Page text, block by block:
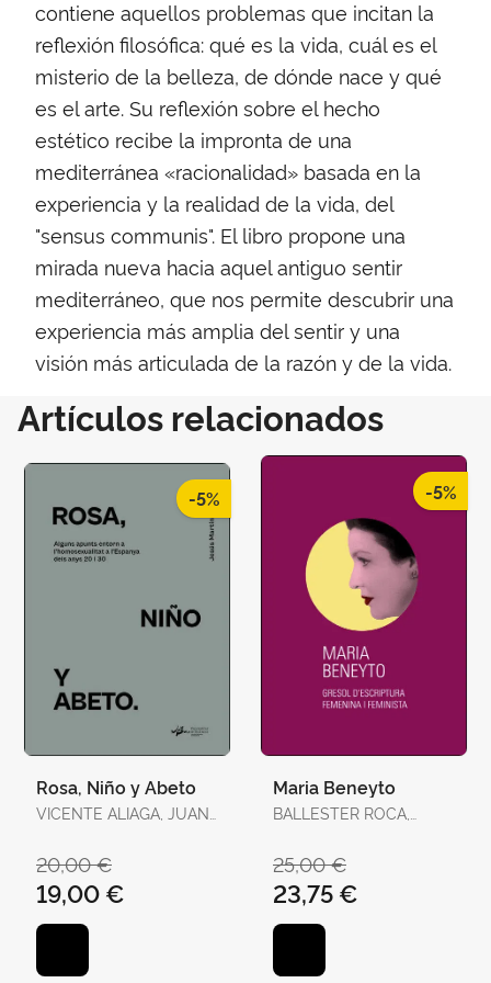
contiene aquellos problemas que incitan la
reflexión filosófica: qué es la vida, cuál es el
misterio de la belleza, de dónde nace y qué
es el arte. Su reflexión sobre el hecho
estético recibe la impronta de una
mediterránea «racionalidad» basada en la
experiencia y la realidad de la vida, del
"sensus communis". El libro propone una
mirada nueva hacia aquel antiguo sentir
mediterráneo, que nos permite descubrir una
experiencia más amplia del sentir y una
visión más articulada de la razón y de la vida.
Artículos relacionados
-5%
Rosa, Niño y Abeto
VICENTE ALIAGA, JUAN
20,00 €
19,00 €
-5%
Maria Beneyto
BALLESTER ROCA,
25,00 €
23,75 €